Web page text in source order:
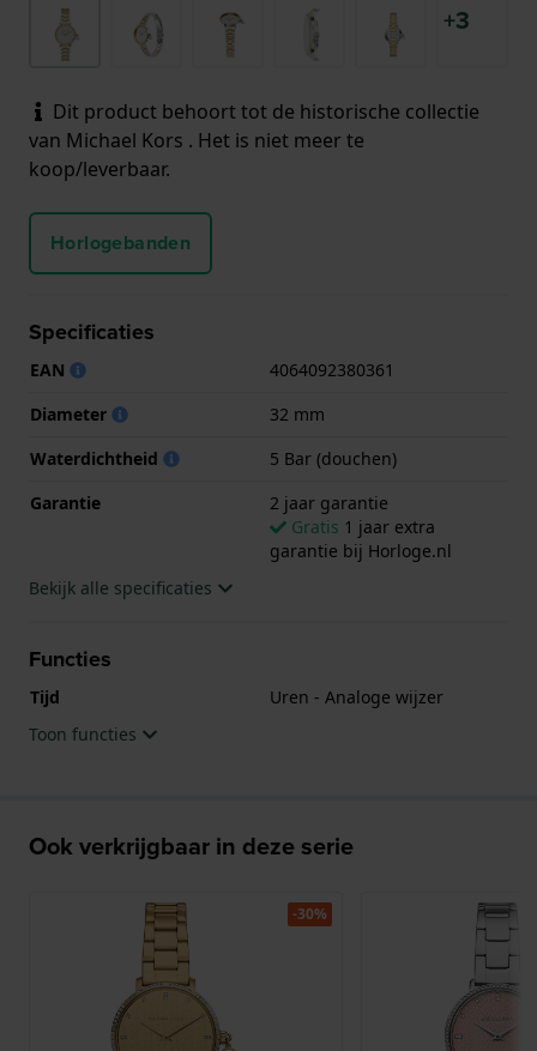
+3
Dit product behoort tot de historische collectie
van Michael Kors . Het is niet meer te
koop/leverbaar.
Horlogebanden
Specificaties
EAN
4064092380361
Diameter
32 mm
Waterdichtheid
5 Bar (douchen)
Garantie
2 jaar garantie
Gratis 1 jaar extra
garantie bij Horloge.nl
Bekijk alle specificaties
Functies
Tijd
Uren - Analoge wijzer
Toon functies
Ook verkrijgbaar in deze serie
-30%